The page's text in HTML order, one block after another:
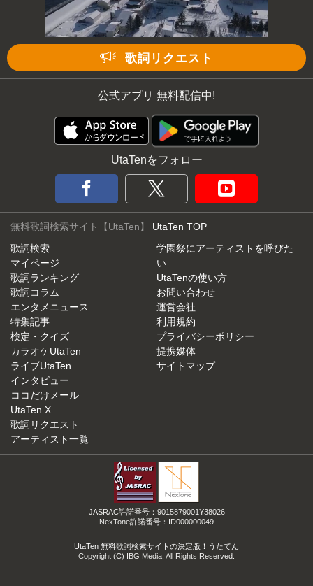
歌詞リクエスト
公式アプリ 無料配信中!
UtaTenをフォロー
無料歌詞検索サイト【UtaTen】 UtaTen TOP
歌詞検索
マイページ
歌詞ランキング
歌詞コラム
エンタメニュース
特集記事
検定・クイズ
カラオケUtaTen
ライブUtaTen
インタビュー
ココだけメール
UtaTen X
歌詞リクエスト
アーティスト一覧
学園祭にアーティストを呼びた
い
UtaTenの使い方
お問い合わせ
運営会社
利用規約
プライバシーポリシー
提携媒体
サイトマップ
JASRAC許諾番号：9015879001Y38026
NexTone許諾番号：ID000000049
UtaTen 無料歌詞検索サイトの決定版！うたてん
Copyright (C) IBG Media. All Rights Reserved.